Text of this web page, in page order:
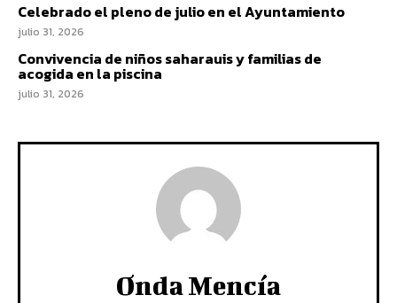
Celebrado el pleno de julio en el Ayuntamiento
julio 31, 2026
Convivencia de niños saharauis y familias de
acogida en la piscina
julio 31, 2026
Onda Mencía